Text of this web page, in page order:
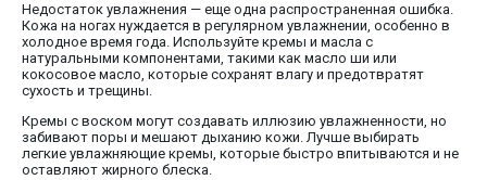
Недостаток увлажнения — еще одна распространенная ошибка.
Кожа на ногах нуждается в регулярном увлажнении, особенно в
холодное время года. Используйте кремы и масла с
натуральными компонентами, такими как масло ши или
кокосовое масло, которые сохранят влагу и предотвратят
сухость и трещины.
Кремы с воском могут создавать иллюзию увлажненности, но
забивают поры и мешают дыханию кожи. Лучше выбирать
легкие увлажняющие кремы, которые быстро впитываются и не
оставляют жирного блеска.